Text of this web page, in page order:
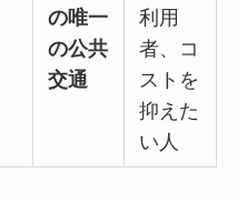
の唯一
の公共
交通
利用
者、コ
ストを
抑えた
い人